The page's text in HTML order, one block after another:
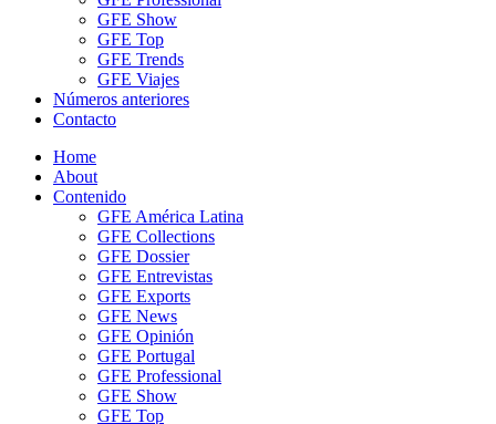
GFE Show
GFE Top
GFE Trends
GFE Viajes
Números anteriores
Contacto
Home
About
Contenido
GFE América Latina
GFE Collections
GFE Dossier
GFE Entrevistas
GFE Exports
GFE News
GFE Opinión
GFE Portugal
GFE Professional
GFE Show
GFE Top